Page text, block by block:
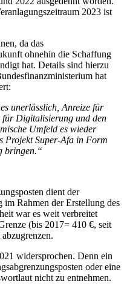
2023 ist
da das
ohnehin die Schaffung
hat. Details sind hierzu
hat
unerlässlich, Anreize für
für Digitalisierung und den
Umfeld es wieder
Projekt Super-Afa in Form
bringen.“
dient der
im Rahmen der Erstellung des
war es weit verbreitet
(bis 2017= 410 €, seit
widersprochen. Denn ein
oder eine
nicht zu entnehmen.